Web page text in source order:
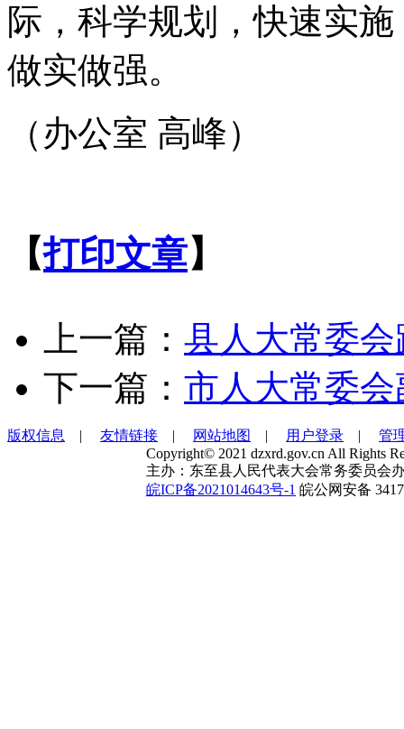
际，科学规划，快速实
做实做强。
（办公室 高峰）
【打印文章】
上一篇： 县人大常委
下一篇： 市人大常委
版权信息 | 友情链接 | 网站地图 | 用户登录 | 管
Copyright© 2021 dzxrd.gov.cn All Rights
主办：东至县人民代表大会常务委员会
皖ICP备2021014643号-1 皖公网安备